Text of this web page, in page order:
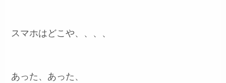
スマホはどこや、、、、
あった、あった、